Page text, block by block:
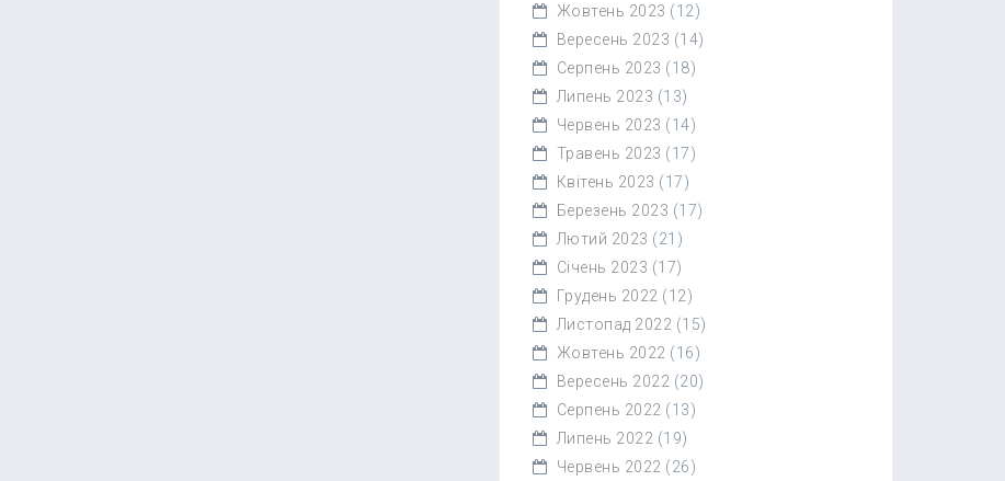
Жовтень 2023 (12)
Вересень 2023 (14)
Серпень 2023 (18)
Липень 2023 (13)
Червень 2023 (14)
Травень 2023 (17)
Квітень 2023 (17)
Березень 2023 (17)
Лютий 2023 (21)
Січень 2023 (17)
Грудень 2022 (12)
Листопад 2022 (15)
Жовтень 2022 (16)
Вересень 2022 (20)
Серпень 2022 (13)
Липень 2022 (19)
Червень 2022 (26)